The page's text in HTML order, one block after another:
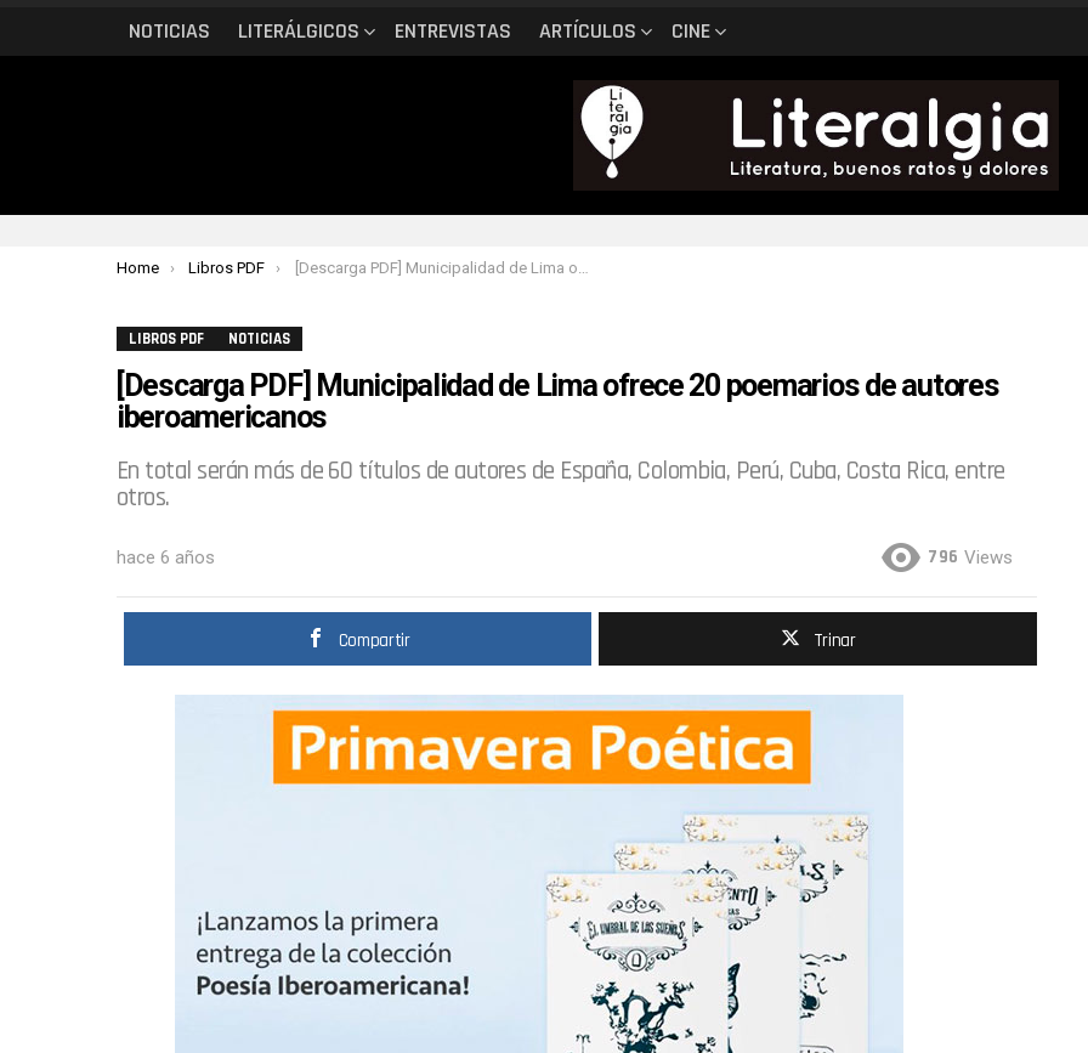
NOTICIAS LITERÁLGICOS ENTREVISTAS ARTÍCULOS CINE
You are here:
Home Libros PDF [Descarga PDF] Municipalidad de Lima ofrece 20 poemarios de autores iberoamericanos
LIBROS PDF NOTICIAS
[Descarga PDF] Municipalidad de Lima ofrece 20 poemarios de autores
iberoamericanos
En total serán más de 60 títulos de autores de España, Colombia, Perú, Cuba, Costa Rica, entre
otros.
hace 6 años 796 Views
Compartir Trinar